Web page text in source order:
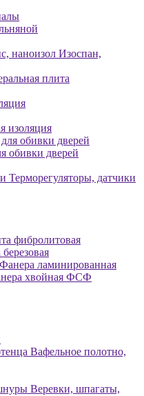
Изоспан,
плита
изоляция
обивки дверей
Терморегуляторы, датчики
фибролитовая
Фанера ламинированная
хвойная ФСФ
Вафельное полотно,
Веревки, шпагаты,